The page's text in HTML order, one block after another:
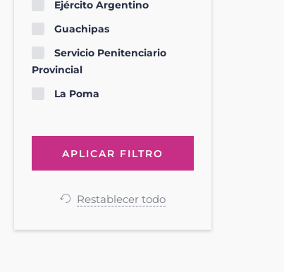
Ejército Argentino
Guachipas
Servicio Penitenciario
Provincial
La Poma
Restablecer todo